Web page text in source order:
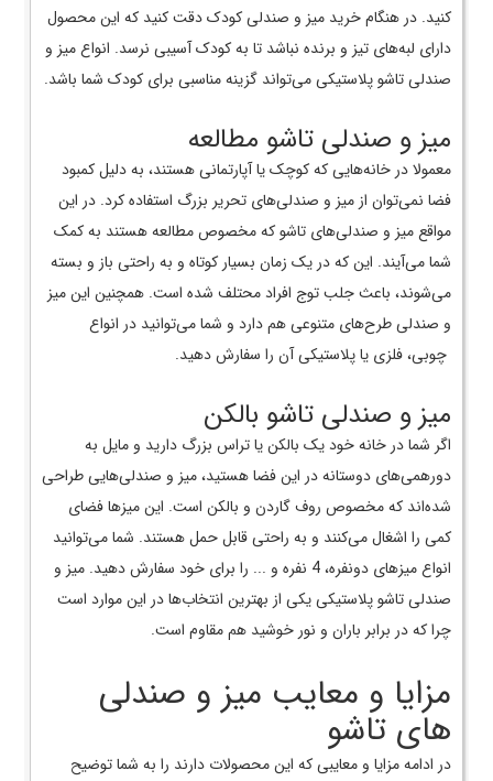
کنید. در هنگام خرید میز و صندلی کودک دقت کنید که این محصول
دارای لبه‌های تیز و برنده نباشد تا به کودک آسیبی نرسد. انواع میز و
صندلی تاشو پلاستیکی می‌تواند گزینه مناسبی برای کودک شما باشد.
میز و صندلی تاشو مطالعه
معمولا در خانه‌هایی که کوچک یا آپارتمانی هستند، به دلیل کمبود
فضا نمی‌توان از میز و صندلی‌های تحریر بزرگ استفاده کرد. در این
مواقع میز و صندلی‌های تاشو که مخصوص مطالعه هستند به کمک
شما می‌آیند. این که در یک زمان بسیار کوتاه و به راحتی باز و بسته
می‌شوند، باعث جلب توج افراد محتلف شده است. همچنین این میز
و صندلی طرح‌های متنوعی هم دارد و شما می‌توانید در انواع
چوبی، فلزی یا پلاستیکی آن را سفارش دهید.
میز و صندلی تاشو بالکن
اگر شما در خانه‌ خود یک بالکن یا تراس بزرگ دارید و مایل به
دورهمی‌های دوستانه در این فضا هستید، میز و صندلی‌هایی طراحی
شده‌اند که مخصوص روف گاردن و بالکن است. این میزها فضای
کمی را اشغال می‌کنند و به راحتی قابل حمل هستند. شما می‌توانید
انواع میزهای دونفره، 4 نفره و ... را برای خود سفارش دهید. میز و
صندلی‌ تاشو پلاستیکی یکی از بهترین انتخاب‌ها در این موارد است
چرا که در برابر باران و نور خوشید هم مقاوم است.
مزایا و معایب میز و صندلی
های تاشو
در ادامه مزایا و معایبی که این محصولات دارند را به شما توضیح